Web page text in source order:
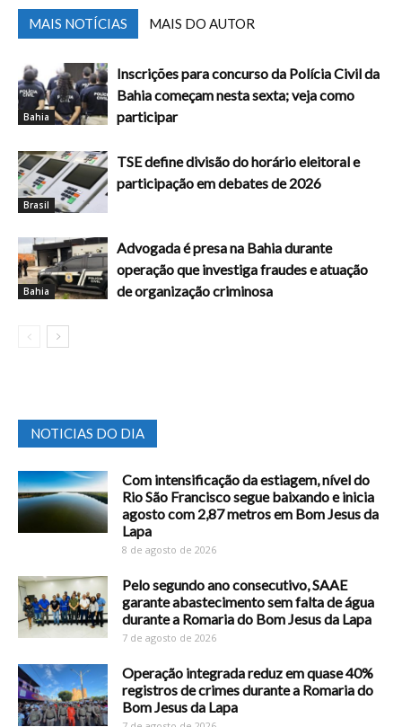
MAIS NOTÍCIAS MAIS DO AUTOR
Bahia
Inscrições para concurso da Polícia Civil da
Bahia começam nesta sexta; veja como
participar
Brasil
TSE define divisão do horário eleitoral e
participação em debates de 2026
Bahia
Advogada é presa na Bahia durante
operação que investiga fraudes e atuação
de organização criminosa
NOTICIAS DO DIA
Com intensificação da estiagem, nível do
Rio São Francisco segue baixando e inicia
agosto com 2,87 metros em Bom Jesus da
Lapa
8 de agosto de 2026
Pelo segundo ano consecutivo, SAAE
garante abastecimento sem falta de água
durante a Romaria do Bom Jesus da Lapa
7 de agosto de 2026
Operação integrada reduz em quase 40%
registros de crimes durante a Romaria do
Bom Jesus da Lapa